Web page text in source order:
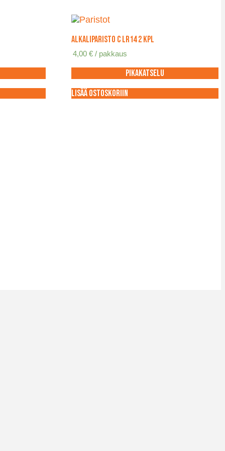
Alkaliparisto C LR14 2 kpl
4,00 € / pakkaus
Pikakatselu
Lisää ostoskoriin